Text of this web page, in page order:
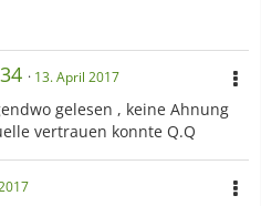
13. April 2017
gelesen , keine Ahnung
vertrauen konnte Q.Q